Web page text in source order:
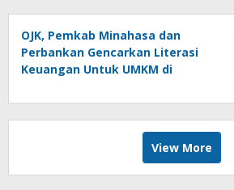
OJK, Pemkab Minahasa dan
Perbankan Gencarkan Literasi
Keuangan Untuk UMKM di
View More